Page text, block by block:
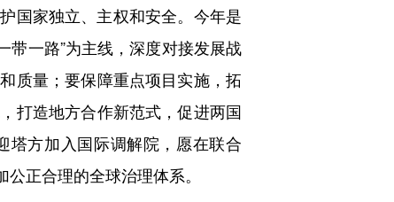
国家独立、主权和安全。今年是
带一路”为主线，深度对接发展战
质量；要保障重点项目实施，拓
打造地方合作新范式，促进两国
塔方加入国际调解院，愿在联合
正合理的全球治理体系。